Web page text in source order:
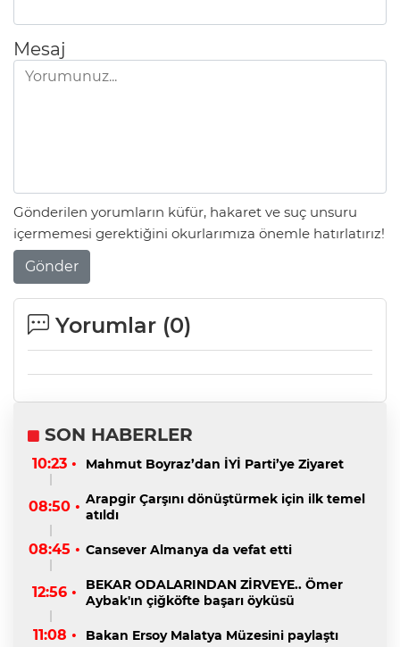
Mesaj
Gönderilen yorumların küfür, hakaret ve suç unsuru
içermemesi gerektiğini okurlarımıza önemle hatırlatırız!
Gönder
Yorumlar (0)
SON HABERLER
10:23 • Mahmut Boyraz’dan İYİ Parti’ye Ziyaret
08:50 • Arapgir Çarşını dönüştürmek için ilk temel
atıldı
08:45 • Cansever Almanya da vefat etti
12:56 •
BEKAR ODALARINDAN ZİRVEYE.. Ömer
Aybak'ın çiğköfte başarı öyküsü
11:08 • Bakan Ersoy Malatya Müzesini paylaştı